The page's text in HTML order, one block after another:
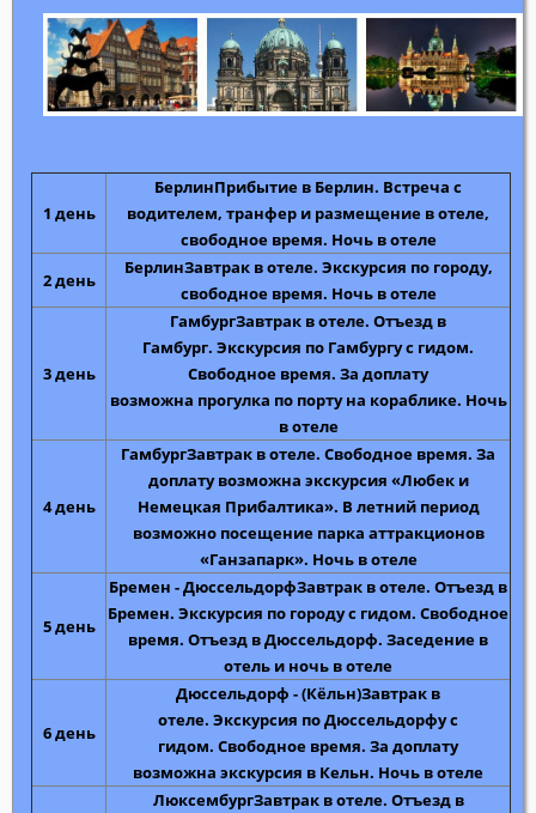
1 день
БерлинПрибытие в Берлин. Встреча с
водителем, транфер и размещение в отеле,
свободное время. Ночь в отеле
2 день
БерлинЗавтрак в отеле. Экскурсия по городу,
свободное время. Ночь в отеле
3 день
ГамбургЗавтрак в отеле. Отъезд в
Гамбург. Экскурсия по Гамбургу с гидом.
Свободное время. За доплату
возможна прогулка по порту на кораблике. Ночь
в отеле
4 день
ГамбургЗавтрак в отеле. Свободное время. За
доплату возможна экскурсия «Любек и
Немецкая Прибалтика». В летний период
возможно посещение парка аттракционов
«Ганзапарк». Ночь в отеле
5 день
Бремен - ДюссельдорфЗавтрак в отеле. Отъезд в
Бремен. Экскурсия по городу с гидом. Свободное
время. Отъезд в Дюссельдорф. Заседение в
отель и ночь в отеле
6 день
Дюссельдорф - (Кёльн)Завтрак в
отеле. Экскурсия по Дюссельдорфу с
гидом. Свободное время. За доплату
возможна экскурсия в Кельн. Ночь в отеле
ЛюксембургЗавтрак в отеле. Отъезд в